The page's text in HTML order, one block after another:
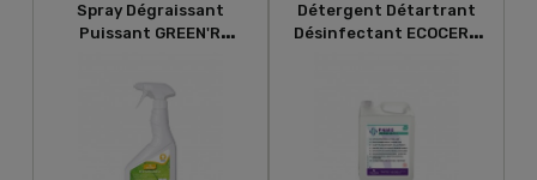
Spray Dégraissant
Puissant GREEN'R
Détergent Détartrant
Désinfectant ECOCERT